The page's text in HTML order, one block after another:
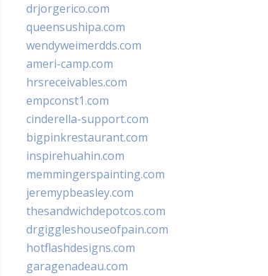
drjorgerico.com
queensushipa.com
wendyweimerdds.com
ameri-camp.com
hrsreceivables.com
empconst1.com
cinderella-support.com
bigpinkrestaurant.com
inspirehuahin.com
memmingerspainting.com
jeremypbeasley.com
thesandwichdepotcos.com
drgiggleshouseofpain.com
hotflashdesigns.com
garagenadeau.com